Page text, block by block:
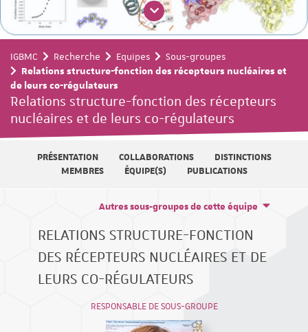
IGBMC Recherche Equipes
Sous-groupes
Relations structure-fonction des récepteurs nucléaires et
de leurs co-régulateurs
Relations structure-fonction des récepteurs
nucléaires et de leurs co-régulateurs
PRÉSENTATION COLLABORATIONS
DISTINCTIONS
MEMBRES
ÉQUIPE(S) PUBLICATIONS
RELATIONS STRUCTURE-FONCTION
DES RÉCEPTEURS NUCLÉAIRES ET DE
LEURS CO-RÉGULATEURS
Autres sous-groupes de cette équipe
RESPONSABLE DE SOUS-GROUPE